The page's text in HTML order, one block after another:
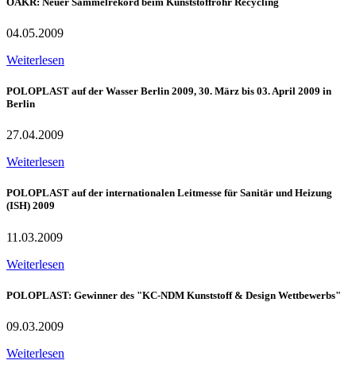
04.05.2009
Weiterlesen
POLOPLAST auf der Wasser Berlin 2009, 30. März bis 03. April 2009 in
Berlin
27.04.2009
Weiterlesen
POLOPLAST auf der internationalen Leitmesse für Sanitär und Heizung
(ISH) 2009
11.03.2009
Weiterlesen
POLOPLAST: Gewinner des "KC-NDM Kunststoff & Design Wettbewerbs"
09.03.2009
Weiterlesen